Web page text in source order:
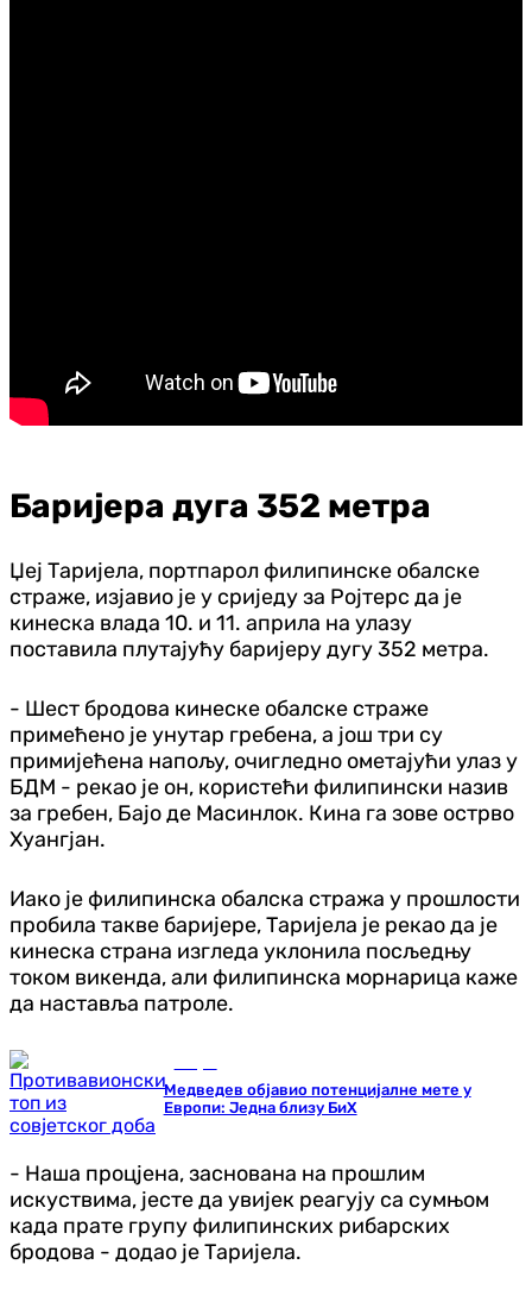
Баријера дуга 352 метра
Џеј Таријела, портпарол филипинске обалске
страже, изјавио је у сриједу за Ројтерс да је
кинеска влада 10. и 11. априла на улазу
поставила плутајућу баријеру дугу 352 метра.
- Шест бродова кинеске обалске страже
примећено је унутар гребена, а још три су
примијећена напољу, очигледно ометајући улаз у
БДМ - рекао је он, користећи филипински назив
за гребен, Бајо де Масинлок. Кина га зове острво
Хуангјан.
Иако је филипинска обалска стража у прошлости
пробила такве баријере, Таријела је рекао да је
кинеска страна изгледа уклонила посљедњу
током викенда, али филипинска морнарица каже
да наставља патроле.
Медведев објавио потенцијалне мете у
Европи: Једна близу БиХ
- Наша процјена, заснована на прошлим
искуствима, јесте да увијек реагују са сумњом
када прате групу филипинских рибарских
бродова - додао је Таријела.